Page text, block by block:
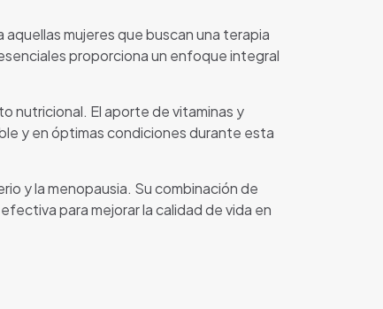
mujeres que buscan una terapia
proporciona un enfoque integral
nutricional. El aporte de vitaminas y
y en óptimas condiciones durante esta
y la menopausia. Su combinación de
para mejorar la calidad de vida en